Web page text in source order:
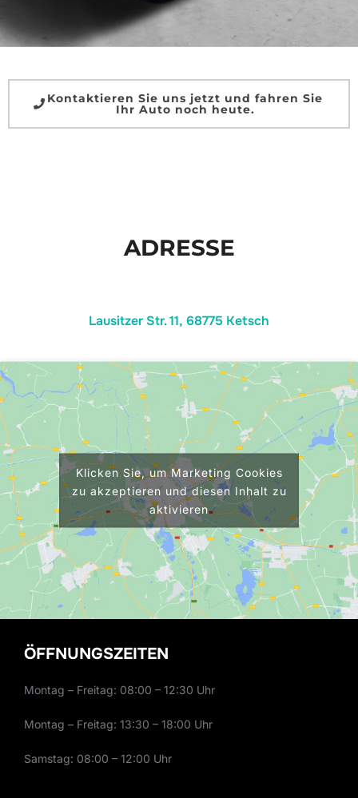
Kontaktieren Sie uns jetzt und fahren Sie
Ihr Auto noch heute.
ADRESSE
Lausitzer Str. 11, 68775 Ketsch
Klicken Sie, um Marketing Cookies
zu akzeptieren und diesen Inhalt zu
aktivieren
ÖFFNUNGSZEITEN
Montag – Freitag: 08:00 – 12:30 Uhr
Montag – Freitag: 13:30 – 18:00 Uhr
Samstag: 08:00 – 12:00 Uhr